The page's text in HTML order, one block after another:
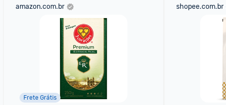
amazon.com.br
Frete Grátis
shopee.com.br